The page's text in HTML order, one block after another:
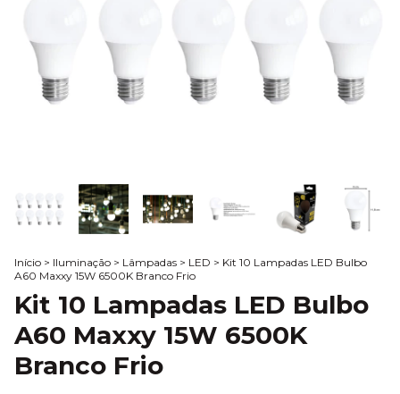
Início > Iluminação > Lâmpadas > LED > Kit 10 Lampadas LED Bulbo
A60 Maxxy 15W 6500K Branco Frio
Kit 10 Lampadas LED Bulbo
A60 Maxxy 15W 6500K
Branco Frio